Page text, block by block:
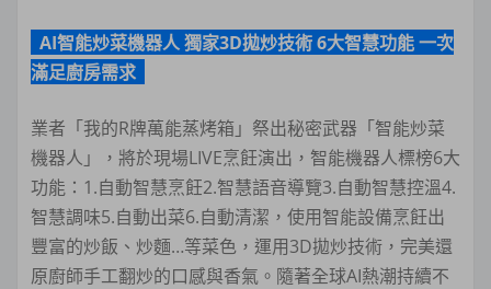
AI智能炒菜機器人 獨家3D拋炒技術 6大智慧功能 一次
滿足廚房需求
業者「我的R牌萬能蒸烤箱」祭出秘密武器「智能炒菜
機器人」，將於現場LIVE烹飪演出，智能機器人標榜6大
功能：1.自動智慧烹飪2.智慧語音導覽3.自動智慧控溫4.
智慧調味5.自動出菜6.自動清潔，使用智能設備烹飪出
豐富的炒飯、炒麵…等菜色，運用3D拋炒技術，完美還
原廚師手工翻炒的口感與香氣。隨著全球AI熱潮持續不